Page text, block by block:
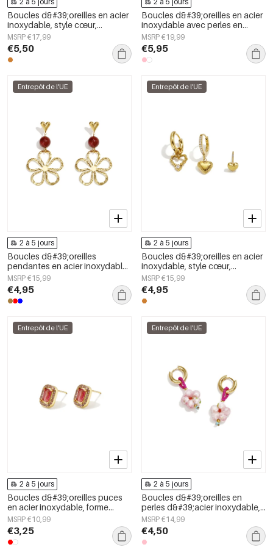
Boucles d&#39;oreilles en acier
inoxydable, style cœur,
collection simple, bijoux pour
femmes
MSRP €17,99
€5,50
Boucles d&#39;oreilles en acier
inoxydable avec perles en
forme de cœur, collection Daily
Simple, bijoux pour femmes
MSRP €19,99
€5,95
Entrepôt de l'UE
2 à 5 jours
Boucles d&#39;oreilles
pendantes en acier inoxydable,
motif fleur, collection Daily
Simple, bijoux pour femmes
MSRP €15,99
€4,95
Entrepôt de l'UE
2 à 5 jours
Boucles d&#39;oreilles en acier
inoxydable, style cœur,
collection Daily Simple, bijoux
pour femmes
MSRP €15,99
€4,95
Entrepôt de l'UE
2 à 5 jours
Boucles d&#39;oreilles puces
en acier inoxydable, forme
géométrique, collection simple
pour le quotidien, bijoux pour
femmes
MSRP €10,99
€3,25
Entrepôt de l'UE
2 à 5 jours
Boucles d&#39;oreilles en
perles d&#39;acier inoxydable,
collection florale simple et
mignonne, bijoux pour femmes
MSRP €14,99
€4,50